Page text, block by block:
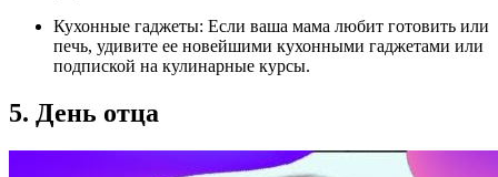
Кухонные гаджеты: Если ваша мама любит готовить или
печь, удивите ее новейшими кухонными гаджетами или
подпиской на кулинарные курсы.
5. День отца